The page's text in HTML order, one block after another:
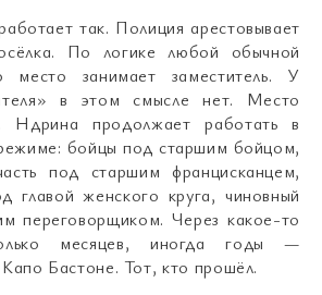
так. Полиция арестовывает
По логике любой обычной
место занимает заместитель. У
в этом смысле нет. Место
Ндрина продолжает работать в
бойцы под старшим бойцом,
под старшим францисканцем,
главой женского круга, чиновный
переговорщиком. Через какое-то
месяцев, иногда годы —
Бастоне. Тот, кто прошёл.